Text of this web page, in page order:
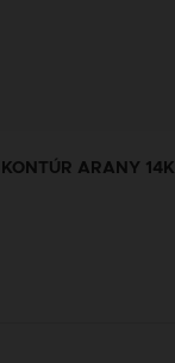
ARANY 14K